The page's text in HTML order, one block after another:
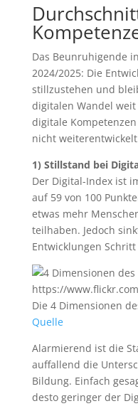
Das Beunruhigende
2024/2025: Die
stillzustehen und
digitalen Wandel
digitale
nicht
1) Stillstand bei
Der Digital-Index ist
auf 59 von 100
etwas mehr
teilhaben. Jedoch
Entwicklungen
Die 4 Dimensionen
Quelle
Alarmierend ist die
auffallend die
Bildung. Einfach
desto geringer der